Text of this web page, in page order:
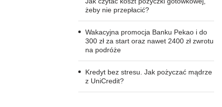
żeby nie przepłacić?
Wakacyjna promocja Banku Pekao i do
300 zł za start oraz nawet 2400 zł zwrotu
na podróże
Kredyt bez stresu. Jak pożyczać mądrze
z UniCredit?